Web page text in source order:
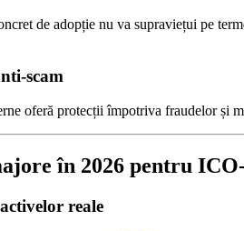
de adopție nu va supraviețui pe
oferă protecții împotriva fraudelor și
în 2026 pentru
reale